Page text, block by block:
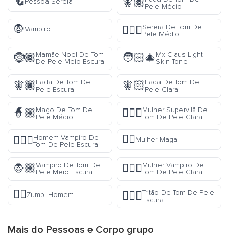
🧚🏽Pele Médio
🧛Vampiro 🧜🏽‍♀️Sereia De Tom De
Pele Médio
🤶🏾Mamãe Noel De Tom
De Pele Meio Escura
🧑🏻‍🎄Mx-Claus-Light-
Skin-Tone
🧚🏿Fada De Tom De
Pele Escura
🧚🏻Fada De Tom De
Pele Clara
🧙🏽Mago De Tom De
Pele Médio
🦹🏻‍♀️Mulher Supervilã De
Tom De Pele Clara
🧛🏿‍♂️Homem Vampiro De
Tom De Pele Escura
🧙‍♀️Mulher Maga
🧛🏾Vampiro De Tom De
Pele Meio Escura
🧛🏻‍♀️Mulher Vampiro De
Tom De Pele Clara
🧟‍♂️Zumbi Homem 🧜🏿‍♂️Tritão De Tom De Pele
Escura
Mais do Pessoas e Corpo grupo